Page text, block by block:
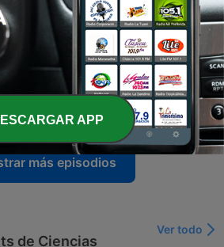
Klimaanlagen, trockener Wald
Rekordhitze, ETH Ableger
más episodios
de Ciencias
Ver todo
APP